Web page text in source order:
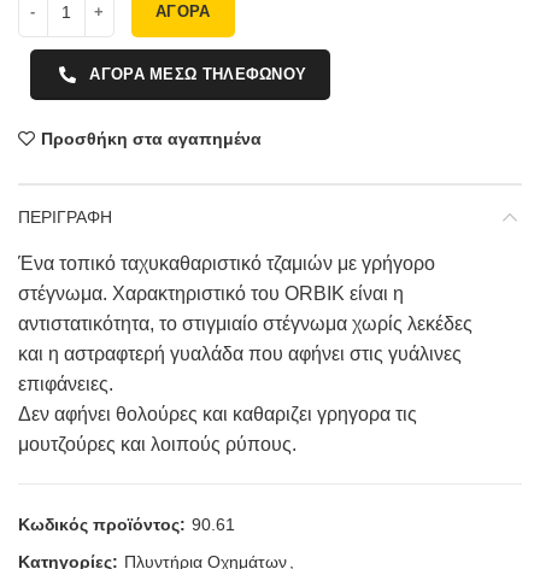
ΑΓΟΡΑ
ΑΓΟΡΑ ΜΕΣΩ ΤΗΛΕΦΩΝΟΥ
Προσθήκη στα αγαπημένα
ΠΕΡΙΓΡΑΦΗ
Ένα τοπικό ταχυκαθαριστικό τζαμιών με γρήγορο
στέγνωμα. Χαρακτηριστικό του ORBIK είναι η
αντιστατικότητα, το στιγμιαίο στέγνωμα χωρίς λεκέδες
και η αστραφτερή γυαλάδα που αφήνει στις γυάλινες
επιφάνειες.
Δεν αφήνει θολούρες και καθαριζει γρηγορα τις
μουτζούρες και λοιπούς ρύπους.
Κωδικός προϊόντος: 90.61
Κατηγορίες: Πλυντήρια Οχημάτων